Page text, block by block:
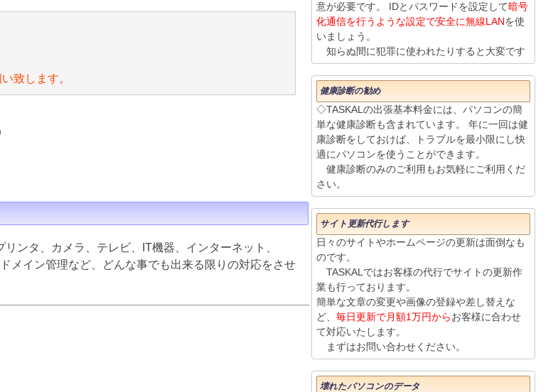
致します。
ンタ、カメラ、テレビ、IT機器、インターネット、
メイン管理など、どんな事でも出来る限りの対応をさせ
意が必要です。 IDとパスワードを設定して暗号
化通信を行うような設定で安全に無線LANを使
いましょう。
知らぬ間に犯罪に使われたりすると大変です
健康診断の勧め
◇TASKALの出張基本料金には、パソコンの簡
単な健康診断も含まれています。 年に一回は健
康診断をしておけば、トラブルを最小限にし快
適にパソコンを使うことができます。
健康診断のみのご利用もお気軽にご利用くだ
さい。
サイト更新代行します
日々のサイトやホームページの更新は面倒なも
のです。
TASKALではお客様の代行でサイトの更新作
業も行っております。
簡単な文章の変更や画像の登録や差し替えな
ど、 毎日更新で月額1万円からお客様に合わせ
て対応いたします。
まずはお問い合わせください。
壊れたパソコンのデータ